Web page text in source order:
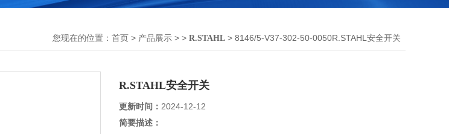
您现在的位置： 首页 > 产品展示 > > R.STAHL > 8146/5-V37-302-50-0050R.STAHL安全开关
R.STAHL安全开关
更新时间： 2024-12-12
简要描述：